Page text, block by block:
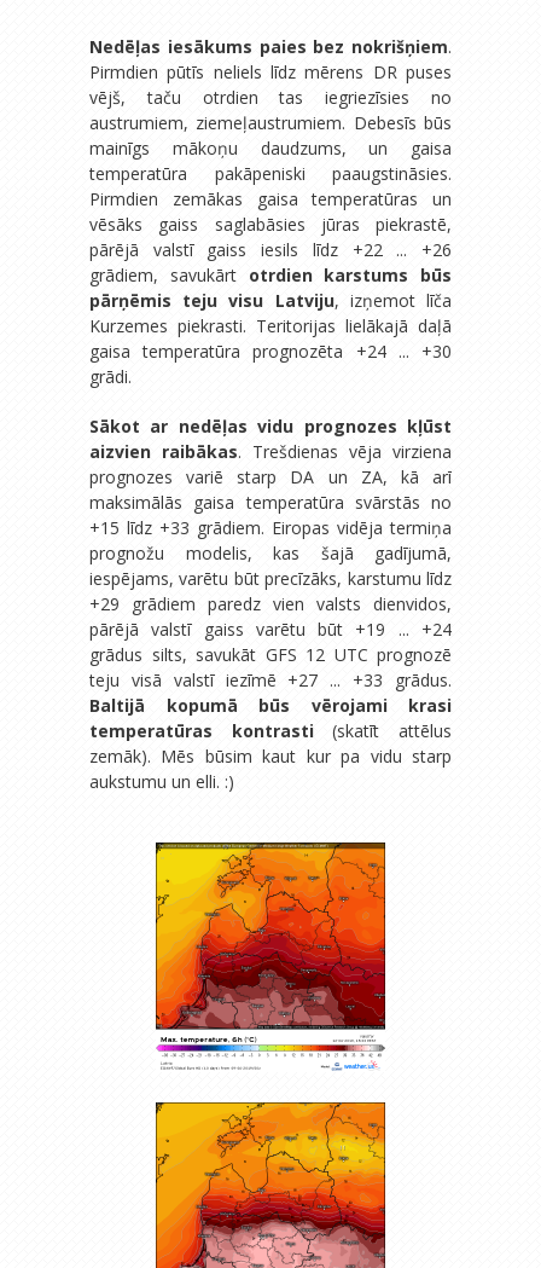
Nedēļas iesākums paies bez nokrišņiem.
Pirmdien pūtīs neliels līdz mērens DR puses
vējš, taču otrdien tas iegriezīsies no
austrumiem, ziemeļaustrumiem. Debesīs būs
mainīgs mākoņu daudzums, un gaisa
temperatūra pakāpeniski paaugstināsies.
Pirmdien zemākas gaisa temperatūras un
vēsāks gaiss saglabāsies jūras piekrastē,
pārējā valstī gaiss iesils līdz +22 ... +26
grādiem, savukārt otrdien karstums būs
pārņēmis teju visu Latviju, izņemot līča
Kurzemes piekrasti. Teritorijas lielākajā daļā
gaisa temperatūra prognozēta +24 ... +30
grādi.
Sākot ar nedēļas vidu prognozes kļūst
aizvien raibākas. Trešdienas vēja virziena
prognozes variē starp DA un ZA, kā arī
maksimālās gaisa temperatūra svārstās no
+15 līdz +33 grādiem. Eiropas vidēja termiņa
prognožu modelis, kas šajā gadījumā,
iespējams, varētu būt precīzāks, karstumu līdz
+29 grādiem paredz vien valsts dienvidos,
pārējā valstī gaiss varētu būt +19 ... +24
grādus silts, savukāt GFS 12 UTC prognozē
teju visā valstī iezīmē +27 ... +33 grādus.
Baltijā kopumā būs vērojami krasi
temperatūras kontrasti(skatīt attēlus
zemāk). Mēs būsim kaut kur pa vidu starp
aukstumu un elli. :)